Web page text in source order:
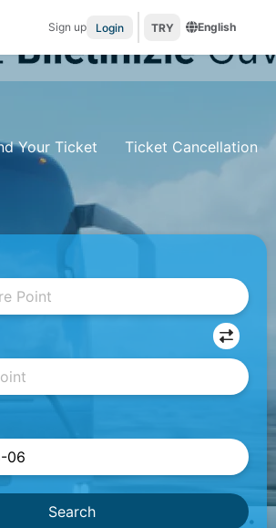
Sign up Login TRY English
Your Ticket Ticket Cancellation
Point
Search